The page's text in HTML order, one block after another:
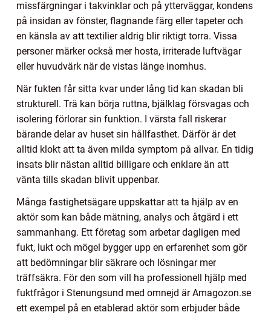
missfärgningar i takvinklar och på ytterväggar, kondens
på insidan av fönster, flagnande färg eller tapeter och
en känsla av att textilier aldrig blir riktigt torra. Vissa
personer märker också mer hosta, irriterade luftvägar
eller huvudvärk när de vistas länge inomhus.
När fukten får sitta kvar under lång tid kan skadan bli
strukturell. Trä kan börja ruttna, bjälklag försvagas och
isolering förlorar sin funktion. I värsta fall riskerar
bärande delar av huset sin hållfasthet. Därför är det
alltid klokt att ta även milda symptom på allvar. En tidig
insats blir nästan alltid billigare och enklare än att
vänta tills skadan blivit uppenbar.
Många fastighetsägare uppskattar att ta hjälp av en
aktör som kan både mätning, analys och åtgärd i ett
sammanhang. Ett företag som arbetar dagligen med
fukt, lukt och mögel bygger upp en erfarenhet som gör
att bedömningar blir säkrare och lösningar mer
träffsäkra. För den som vill ha professionell hjälp med
fuktfrågor i Stenungsund med omnejd är Amagozon.se
ett exempel på en etablerad aktör som erbjuder både